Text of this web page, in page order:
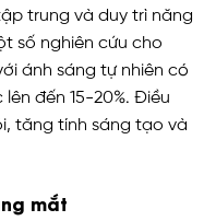
trung và duy trì năng
số nghiên cứu cho
ánh sáng tự nhiên có
đến 15-20%. Điều
tăng tính sáng tạo và
mắt